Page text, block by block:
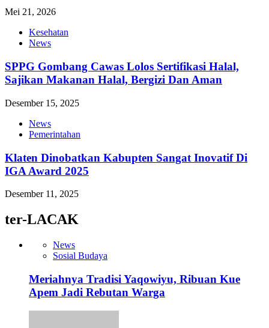
Mei 21, 2026
Kesehatan
News
SPPG Gombang Cawas Lolos Sertifikasi Halal,
Sajikan Makanan Halal, Bergizi Dan Aman
Desember 15, 2025
News
Pemerintahan
Klaten Dinobatkan Kabupten Sangat Inovatif Di
IGA Award 2025
Desember 11, 2025
ter-LACAK
News
Sosial Budaya
Meriahnya Tradisi Yaqowiyu, Ribuan Kue
Apem Jadi Rebutan Warga